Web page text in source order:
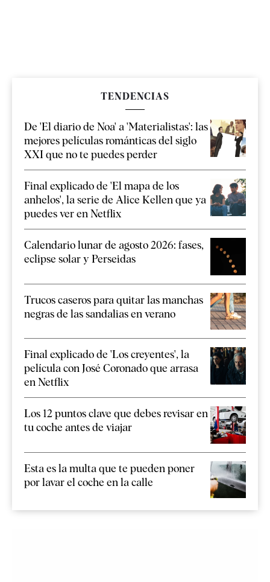
TENDENCIAS
De 'El diario de Noa' a 'Materialistas': las
mejores películas románticas del siglo
XXI que no te puedes perder
Final explicado de 'El mapa de los
anhelos', la serie de Alice Kellen que ya
puedes ver en Netflix
Calendario lunar de agosto 2026: fases,
eclipse solar y Perseidas
Trucos caseros para quitar las manchas
negras de las sandalias en verano
Final explicado de 'Los creyentes', la
película con José Coronado que arrasa
en Netflix
Los 12 puntos clave que debes revisar en
tu coche antes de viajar
Esta es la multa que te pueden poner
por lavar el coche en la calle